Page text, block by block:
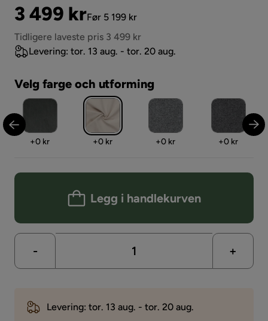
Pris
3 499 kr
Original
Pris
Før 5 199 kr
Tidligere laveste pris 3 499 kr
Levering: tor. 13 aug. - tor. 20 aug.
Velg farge och utforming
Pris
+0 kr Pris
+0 kr Pris
+0 kr Pris
+0 kr
Legg i handlekurven
- +
Levering: tor. 13 aug. - tor. 20 aug.